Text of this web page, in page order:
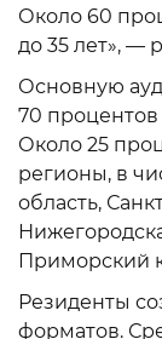
Около 60
до 35 лет», —
Основную
70
Около 25
регионы, в
область,
Приморский
Резиденты
форматов.